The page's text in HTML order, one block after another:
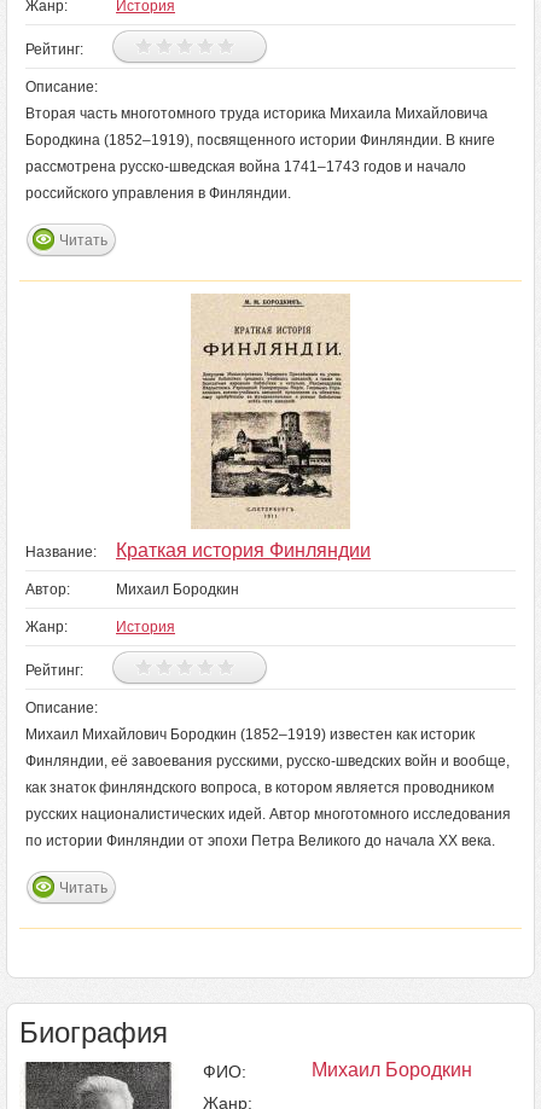
Жанр: История
Рейтинг:
Описание:
Вторая часть многотомного труда историка Михаила Михайловича
Бородкина (1852–1919), посвященного истории Финляндии. В книге
рассмотрена русско-шведская война 1741–1743 годов и начало
российского управления в Финляндии.
Читать
Название: Краткая история Финляндии
Автор: Михаил Бородкин
Жанр: История
Рейтинг:
Описание:
Михаил Михайлович Бородкин (1852–1919) известен как историк
Финляндии, её завоевания русскими, русско-шведских войн и вообще,
как знаток финляндского вопроса, в котором является проводником
русских националистических идей. Автор многотомного исследования
по истории Финляндии от эпохи Петра Великого до начала ХХ века.
Читать
Биография
ФИО: Михаил Бородкин
Жанр: